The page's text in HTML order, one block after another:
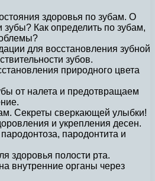
здоровья по зубам. О
Как определить по зубам,
для восстановления зубной
зубов.
природного цвета
от налета и предотвращаем
Секреты сверкающей улыбки!
и укрепления десен.
пародонтита и
здоровья полости рта.
внутренние органы через